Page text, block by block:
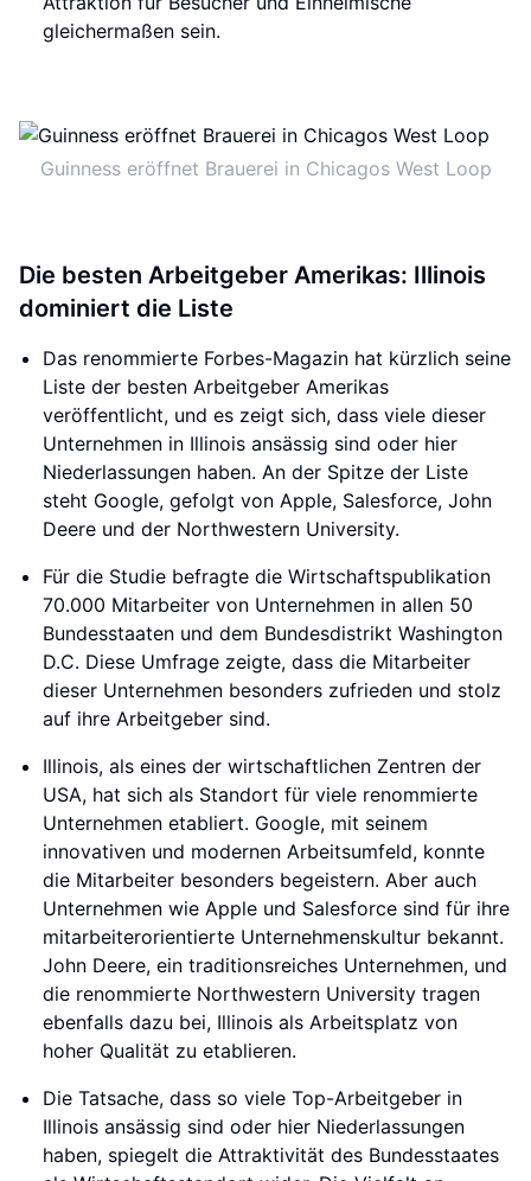
gleichermaßen sein.
Guinness eröffnet Brauerei in Chicagos West Loop
Die besten Arbeitgeber Amerikas: Illinois
dominiert die Liste
Das renommierte Forbes-Magazin hat kürzlich seine
Liste der besten Arbeitgeber Amerikas
veröffentlicht, und es zeigt sich, dass viele dieser
Unternehmen in Illinois ansässig sind oder hier
Niederlassungen haben. An der Spitze der Liste
steht Google, gefolgt von Apple, Salesforce, John
Deere und der Northwestern University.
Für die Studie befragte die Wirtschaftspublikation
70.000 Mitarbeiter von Unternehmen in allen 50
Bundesstaaten und dem Bundesdistrikt Washington
D.C. Diese Umfrage zeigte, dass die Mitarbeiter
dieser Unternehmen besonders zufrieden und stolz
auf ihre Arbeitgeber sind.
Illinois, als eines der wirtschaftlichen Zentren der
USA, hat sich als Standort für viele renommierte
Unternehmen etabliert. Google, mit seinem
innovativen und modernen Arbeitsumfeld, konnte
die Mitarbeiter besonders begeistern. Aber auch
Unternehmen wie Apple und Salesforce sind für ihre
mitarbeiterorientierte Unternehmenskultur bekannt.
John Deere, ein traditionsreiches Unternehmen, und
die renommierte Northwestern University tragen
ebenfalls dazu bei, Illinois als Arbeitsplatz von
hoher Qualität zu etablieren.
Die Tatsache, dass so viele Top-Arbeitgeber in
Illinois ansässig sind oder hier Niederlassungen
haben, spiegelt die Attraktivität des Bundesstaates